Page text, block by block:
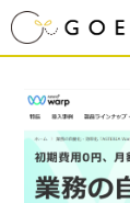
Skip
to
the
content